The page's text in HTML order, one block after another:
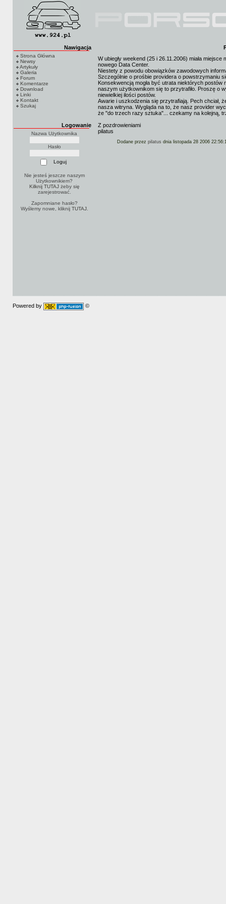
Nawigacja
Strona Główna
Newsy
Artykuły
Galeria
Forum
Komentarze
Download
Linki
Kontakt
Szukaj
Logowanie
Nazwa Użytkownika
Hasło
Nie jesteś jeszcze naszym
Użytkownikiem?
Kilknij TUTAJżeby się
zarejestrować.
Zapomniane hasło?
Wyślemy nowe, kliknij TUTAJ.
W ubiegły weekend (25 i 26.11.2006) miała
nowego Data Center.
Niestety z powodu obowiązków zawodowych
Szczególnie o prośbie providera o powstrzymaniu
Konsekwencją mogła być utrata niektórych
naszym użytkownikom się to przytrafiło. Proszę o
niewielkiej ilości postów.
Awarie i uszkodzenia się przytrafiają. Pech chciał,
nasza witryna. Wygląda na to, że nasz provider
że "do trzech razy sztuka"... czekamy na kolejną,
Z pozdrowieniami
pilatus
Dodane przez pilatus dnia listopada 28 2006
Powered by ©